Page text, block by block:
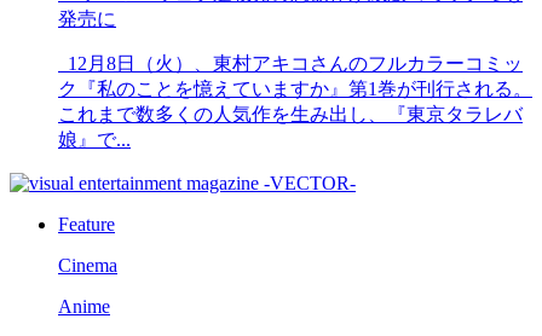
発売に
12月8日（火）、東村アキコさんのフルカラーコミッ
ク『私のことを憶えていますか』第1巻が刊行される。
これまで数多くの人気作を生み出し、『東京タラレバ
娘』で...
Feature
Cinema
Anime